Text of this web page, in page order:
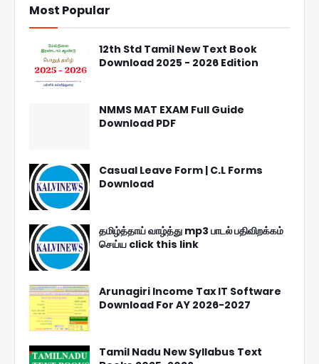
Most Popular
12th Std Tamil New Text Book
Download 2025 - 2026 Edition
NMMS MAT EXAM Full Guide
Download PDF
Casual Leave Form | C.L Forms
Download
தமிழ்த்தாய் வாழ்த்து mp3 பாடல் பதிவிறக்கம்
செய்ய click this link
Arunagiri Income Tax IT Software
Download For AY 2026-2027
Tamil Nadu New Syllabus Text